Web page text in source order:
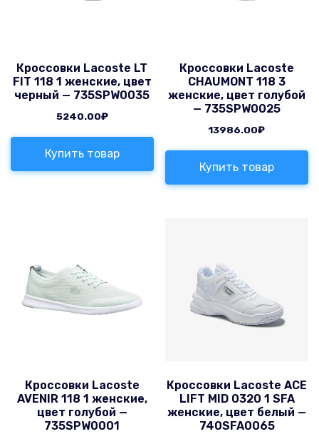
Кроссовки Lacoste LT
FIT 118 1 женские, цвет
черный — 735SPW0035
5240.00₽
Купить товар
Кроссовки Lacoste
CHAUMONT 118 3
женские, цвет голубой
— 735SPW0025
13986.00₽
Купить товар
Кроссовки Lacoste
AVENIR 118 1 женские,
цвет голубой —
735SPW0001
Кроссовки Lacoste ACE
LIFT MID 0320 1 SFA
женские, цвет белый —
740SFA0065